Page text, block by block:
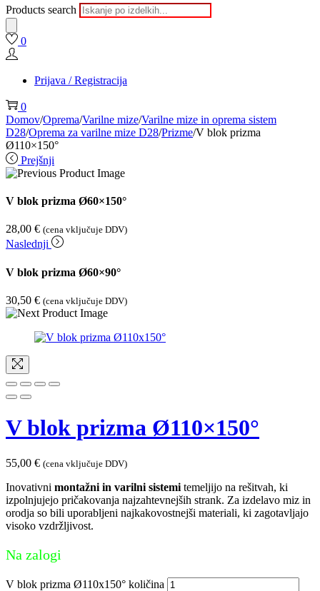
Products search
0
Prijava / Registracija
0
Domov/Oprema/Varilne mize/Varilne mize in oprema sistem
D28/Oprema za varilne mize D28/Prizme/V blok prizma
Ø110×150°
Prejšnji
V blok prizma Ø60×150°
28,00 € (cena vključuje DDV)
Naslednji
V blok prizma Ø60×90°
30,50 € (cena vključuje DDV)
V blok prizma Ø110×150°
55,00 € (cena vključuje DDV)
Inovativni montažni in varilni sistemi temeljijo na rešitvah, ki
izpolnjujejo pričakovanja najzahtevnejših strank. Za izdelavo miz in
orodja so bili uporabljeni najkakovostnejši materiali, ki zagotavljajo
visoko vzdržljivost.
Na zalogi
V blok prizma Ø110x150° količina